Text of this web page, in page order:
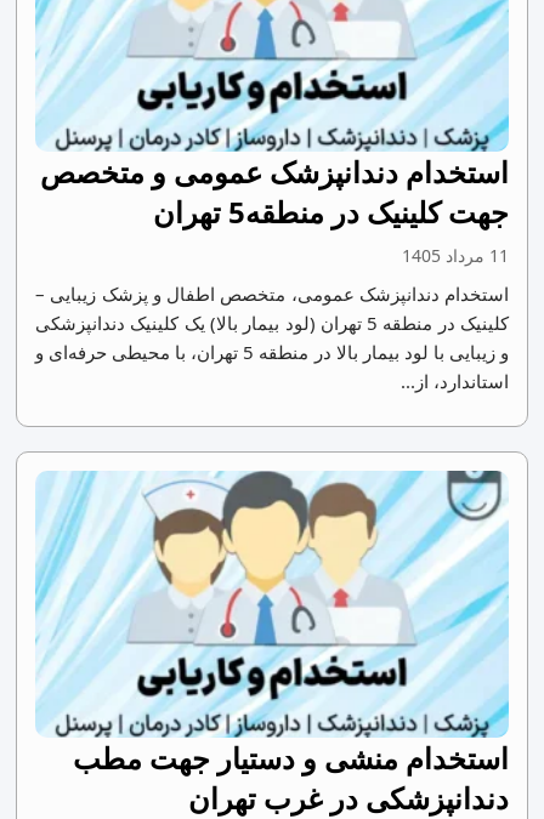
استخدام دندانپزشک عمومی و متخصص
جهت کلینیک در منطقه5 تهران
11 مرداد 1405
استخدام دندانپزشک عمومی، متخصص اطفال و پزشک زیبایی –
کلینیک در منطقه 5 تهران (لود بیمار بالا) یک کلینیک دندانپزشکی
و زیبایی با لود بیمار بالا در منطقه 5 تهران، با محیطی حرفه‌ای و
استاندارد، از...
استخدام منشی و دستیار جهت مطب
دندانپزشکی در غرب تهران